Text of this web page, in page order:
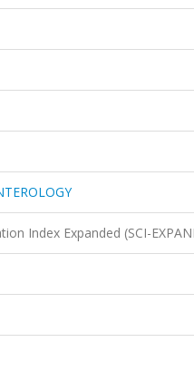
Index Expanded (SCI-